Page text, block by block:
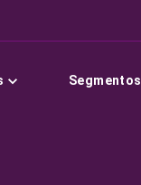
Segmentos